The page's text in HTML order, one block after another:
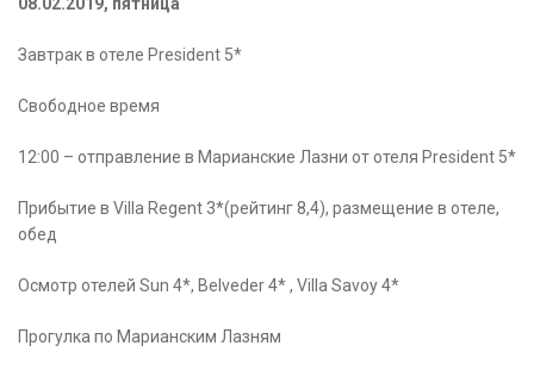
Завтрак в отеле President 5*
Свободное время
12:00 – отправление в Марианские Лазни от отеля President 5*
Прибытие в Villa Regent 3*(рейтинг 8,4), размещение в отеле,
обед
Осмотр отелей Sun 4*, Belveder 4* , Villa Savoy 4*
Прогулка по Марианским Лазням